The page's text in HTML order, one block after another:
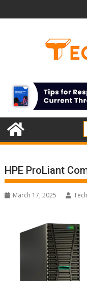
to
HPE ProLiant
March 17, 2025